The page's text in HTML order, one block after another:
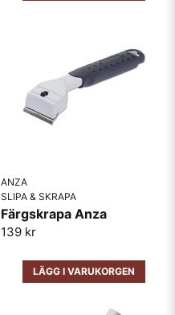
ANZA
SLIPA & SKRAPA
Färgskrapa Anza
139 kr
LÄGG I VARUKORGEN